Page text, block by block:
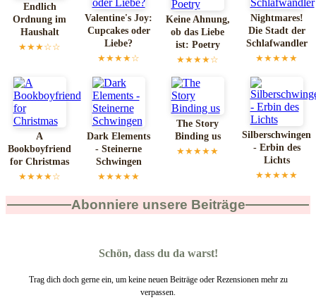
Endlich
Ordnung im
Haushalt
★★★☆☆
Valentine's Joy:
Cupcakes oder
Liebe?
★★★★☆
Keine Ahnung,
ob das Liebe
ist: Poetry
★★★★☆
Nightmares!
Die Stadt der
Schlafwandler
★★★★★
A
Bookboyfriend
for Christmas
★★★★☆
Dark Elements
- Steinerne
Schwingen
★★★★★
The Story
Binding us
★★★★★
Silberschwingen
- Erbin des
Lichts
★★★★★
Abonniere unsere Beiträge
Schön, dass du da warst!
Trag dich doch gerne ein, um keine neuen Beiträge oder Rezensionen mehr zu
verpassen.